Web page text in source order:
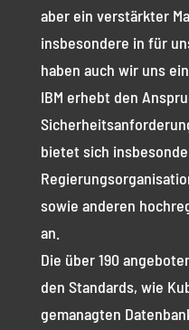
aber ein verstärkter
insbesondere in für
haben auch wir uns
IBM erhebt den
bietet sich
sowie anderen
an.
Die über 190
den Standards, wie
gemanagten